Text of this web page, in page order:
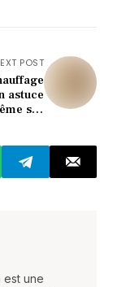
POST
astuce
ses
est une